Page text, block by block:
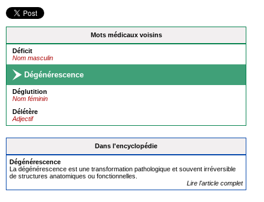
Mots médicaux voisins
Déficit
Nom masculin
Dégénérescence
Déglutition
Nom féminin
Délétère
Adjectif
Dans l'encyclopédie
Dégénérescence
La dégénérescence est une transformation pathologique et souvent irréversible
de structures anatomiques ou fonctionnelles.
Lire l'article complet